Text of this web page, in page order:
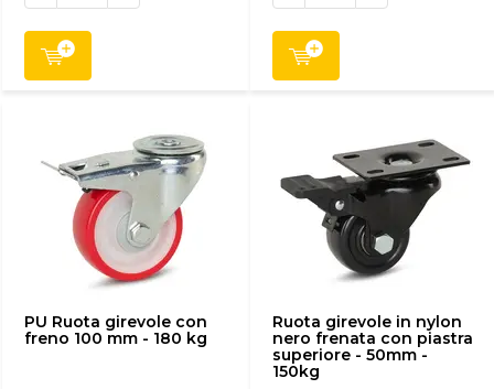
PU Ruota girevole con
freno 100 mm - 180 kg
Ruota girevole in nylon
nero frenata con piastra
superiore - 50mm -
150kg